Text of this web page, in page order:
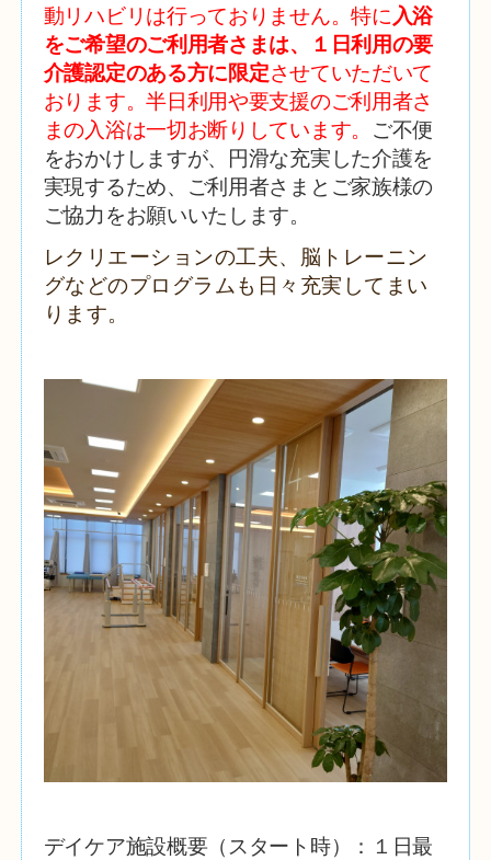
動リハビリは行っておりません。特に 入浴
をご希望のご利用者さまは、１日利用の要
介護認定のある方に限定させていただいて
おります。半日利用や要支援のご利用者さ
まの入浴は一切お断りしています。 ご不便
をおかけしますが、円滑な充実した介護を
実現するため、ご利用者さまとご家族様の
ご協力をお願いいたします。
レクリエーションの工夫、
脳トレーニン
グなどのプログラムも日々充実してまい
ります。
デイケア施設概要（スタート時）：１日最